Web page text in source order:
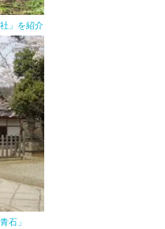
」を紹介
石」